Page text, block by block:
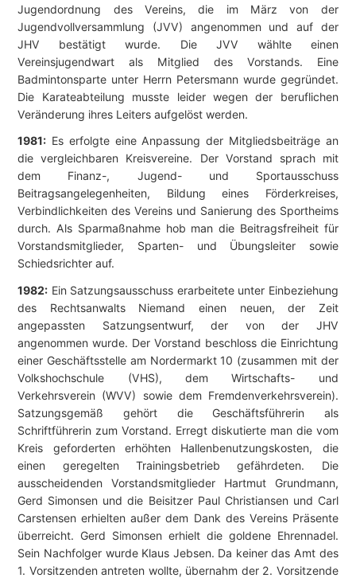
Jugendordnung des Vereins, die im März von der
Jugendvollversammlung (JVV) angenommen und auf der
JHV bestätigt wurde. Die JVV wählte einen
Vereinsjugendwart als Mitglied des Vorstands. Eine
Badmintonsparte unter Herrn Petersmann wurde gegründet.
Die Karateabteilung musste leider wegen der beruflichen
Veränderung ihres Leiters aufgelöst werden.
1981: Es erfolgte eine Anpassung der Mitgliedsbeiträge an
die vergleichbaren Kreisvereine. Der Vorstand sprach mit
dem Finanz-, Jugend- und Sportausschuss
Beitragsangelegenheiten, Bildung eines Förderkreises,
Verbindlichkeiten des Vereins und Sanierung des Sportheims
durch. Als Sparmaßnahme hob man die Beitragsfreiheit für
Vorstandsmitglieder, Sparten- und Übungsleiter sowie
Schiedsrichter auf.
1982: Ein Satzungsausschuss erarbeitete unter Einbeziehung
des Rechtsanwalts Niemand einen neuen, der Zeit
angepassten Satzungsentwurf, der von der JHV
angenommen wurde. Der Vorstand beschloss die Einrichtung
einer Geschäftsstelle am Nordermarkt 10 (zusammen mit der
Volkshochschule (VHS), dem Wirtschafts- und
Verkehrsverein (WVV) sowie dem Fremdenverkehrsverein).
Satzungsgemäß gehört die Geschäftsführerin als
Schriftführerin zum Vorstand. Erregt diskutierte man die vom
Kreis geforderten erhöhten Hallenbenutzungskosten, die
einen geregelten Trainingsbetrieb gefährdeten. Die
ausscheidenden Vorstandsmitglieder Hartmut Grundmann,
Gerd Simonsen und die Beisitzer Paul Christiansen und Carl
Carstensen erhielten außer dem Dank des Vereins Präsente
überreicht. Gerd Simonsen erhielt die goldene Ehrennadel.
Sein Nachfolger wurde Klaus Jebsen. Da keiner das Amt des
1. Vorsitzenden antreten wollte, übernahm der 2. Vorsitzende